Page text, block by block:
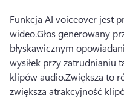
Funkcja AI voiceover jest
wideo.Głos generowany
błyskawicznym
wysiłek przy zatrudnianiu
klipów audio.Zwiększa to
zwiększa atrakcyjność